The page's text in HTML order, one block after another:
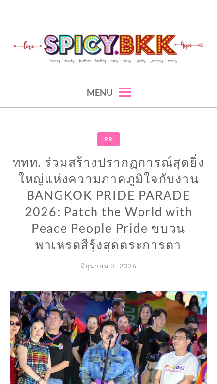
content
MENU
PR
ททท. ร่วมสร้างปรากฏการณ์สุดยิ่ง
ใหญ่แห่งความภาคภูมิใจกับงาน
BANGKOK PRIDE PARADE
2026: Patch the World with
Peace People Pride ขบวน
พาเหรดสีรุ้งสุดตระการตา
มิถุนายน 2, 2026